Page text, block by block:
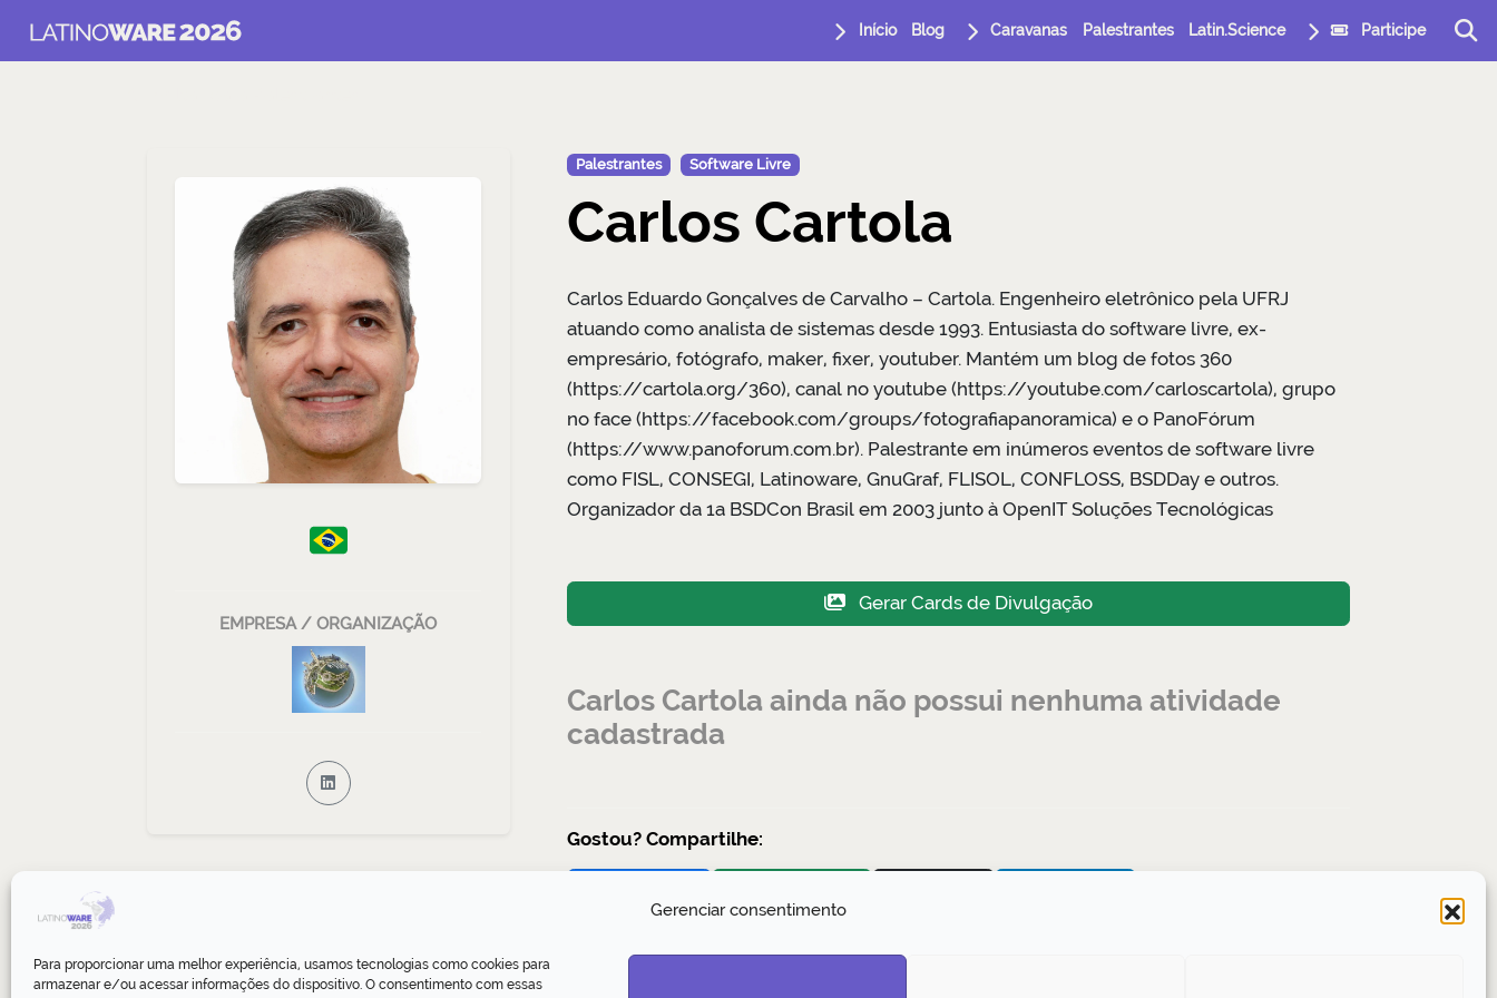
Gerenciar consentimento
Para proporcionar uma melhor experiência, usamos tecnologias como cookies para
armazenar e/ou acessar informações do dispositivo. O consentimento com essas
Início Blog Caravanas Palestrantes Latin.Science Participe
EMPRESA / ORGANIZAÇÃO
Palestrantes Software Livre
Carlos Cartola
Carlos Eduardo Gonçalves de Carvalho – Cartola. Engenheiro eletrônico pela UFRJ
atuando como analista de sistemas desde 1993. Entusiasta do software livre, ex-
empresário, fotógrafo, maker, fixer, youtuber. Mantém um blog de fotos 360
(https://cartola.org/360), canal no youtube (https://youtube.com/carloscartola), grupo
no face (https://facebook.com/groups/fotografiapanoramica) e o PanoFórum
(https://www.panoforum.com.br). Palestrante em inúmeros eventos de software livre
como FISL, CONSEGI, Latinoware, GnuGraf, FLISOL, CONFLOSS, BSDDay e outros.
Organizador da 1a BSDCon Brasil em 2003 junto à OpenIT Soluções Tecnológicas
Gerar Cards de Divulgação
Carlos Cartola ainda não possui nenhuma atividade
cadastrada
Gostou? Compartilhe: